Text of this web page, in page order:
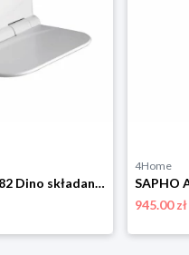
AQUALINE DI82 Dino składane siedzisko prysznicowe 37,5 x 29,5 cm, biały Aqualine
4Home
945.00 zł